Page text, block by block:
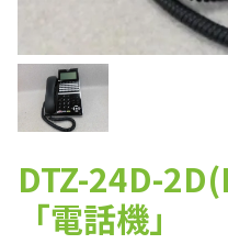
DTZ-24D-
「電話機」